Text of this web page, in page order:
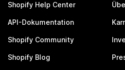
Shopify Help Center
API-Dokumentation
Shopify Community
Shopify Blog